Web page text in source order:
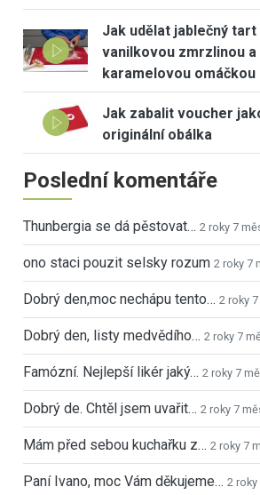
Jak udělat jablečný tart
vanilkovou zmrzlinou a
karamelovou
Jak zabalit voucher
originální obálka
Poslední komentáře
Thunbergia se dá pěstovat… 2 roky 7
ono staci pouzit selsky rozum 2 roky 7
Dobrý den,moc nechápu tento… 2 roky
Dobrý den, listy medvědího… 2 roky 7
Famózní. Nejlepší likér jaký… 2 roky 7
Dobrý de. Chtěl jsem uvařit… 2 roky 7
Mám před sebou kuchařku z… 2 roky 7
Paní Ivano, moc Vám děkujeme… 2